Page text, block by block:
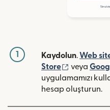
1 Kaydolun.Web
Store
(yeni
veya
uygulamamızı
hesap oluşturun.